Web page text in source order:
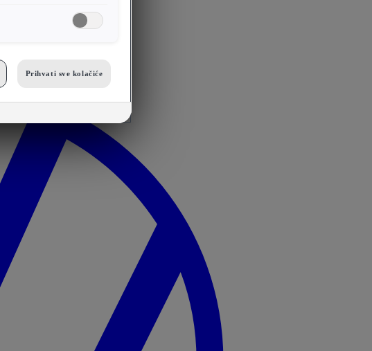
Prihvati sve kolačiće